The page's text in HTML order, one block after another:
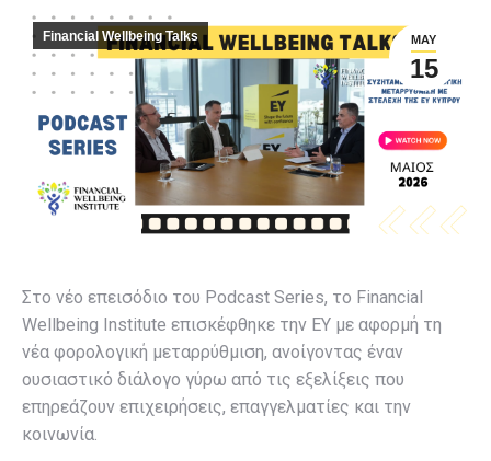
MAY
15
Financial Wellbeing Talks
Στο νέο επεισόδιο του Podcast Series, το Financial
Wellbeing Institute επισκέφθηκε την EY με αφορμή τη
νέα φορολογική μεταρρύθμιση, ανοίγοντας έναν
ουσιαστικό διάλογο γύρω από τις εξελίξεις που
επηρεάζουν επιχειρήσεις, επαγγελματίες και την
κοινωνία.